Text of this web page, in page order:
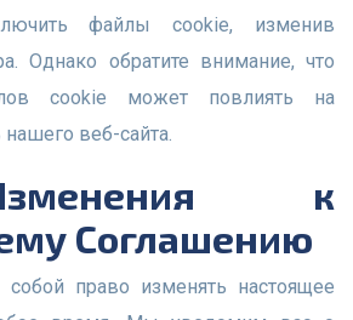
Однако обратите внимание, что
cookie может повлиять на
веб-сайта.
Соглашению